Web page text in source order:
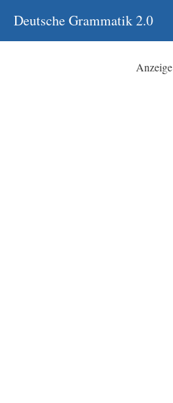
Inhalt
springen
Deutsche Grammatik 2.0
Anzeige